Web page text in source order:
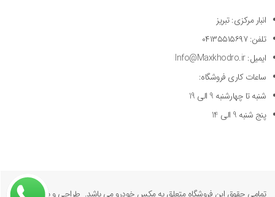
انبار مرکزی: تبریز
تلفن: ۰۴۱۳۵۵۱۵۶۹۷
ایمیل: Info@Maxkhodro.ir
ساعات کاری فروشگاه:
شنبه تا چهارشنبه 9 الی 19
پنج شنبه 9 الی 14
تمامی حقوق این فروشگاه متعلق به مکس خودرو می باشد. طراحی و پیاده سازی